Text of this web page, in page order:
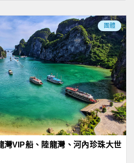
團體
VIP船、陸龍灣、河內珍珠大世